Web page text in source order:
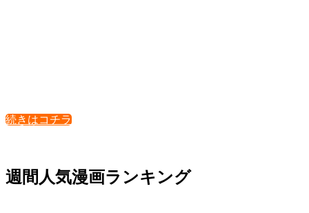
続きはコチラ
週間人気漫画ランキング